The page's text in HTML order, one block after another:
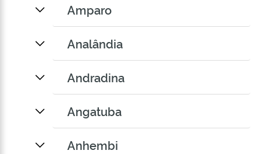
Amparo
Analândia
Andradina
Angatuba
Anhembi